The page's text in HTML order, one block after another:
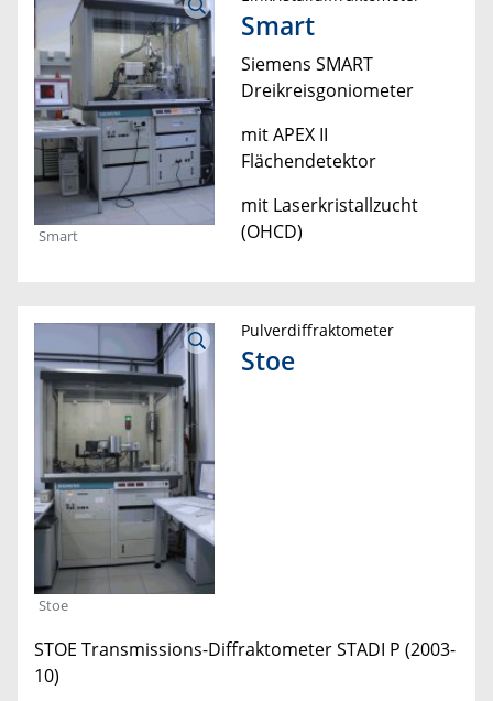
Smart
Smart
Siemens SMART
Dreikreisgoniometer
mit APEX II
Flächendetektor
mit Laserkristallzucht
(OHCD)
Stoe
Pulverdiffraktometer
Stoe
STOE Transmissions-Diffraktometer STADI P (2003-
10)